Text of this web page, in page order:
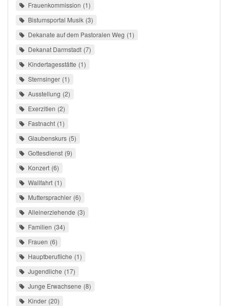
Frauenkommission 1
Bistumsportal Musik 3
Dekanate auf dem Pastoralen Weg 1
Dekanat Darmstadt 7
Kindertagesstätte 1
Sternsinger 1
Ausstellung 2
Exerzitien 2
Fastnacht 1
Glaubenskurs 5
Gottesdienst 9
Konzert 6
Wallfahrt 1
Muttersprachler 6
Alleinerziehende 3
Familien 34
Frauen 6
Hauptberufliche 1
Jugendliche 17
Junge Erwachsene 8
Kinder 20